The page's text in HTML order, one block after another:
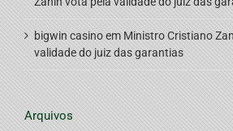
bigwin casinoem Ministro Cristiano
validade do juiz das garantias
Arquivos